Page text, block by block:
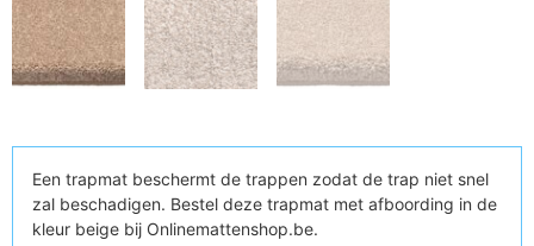
Een trapmat beschermt de trappen zodat de trap niet snel
zal beschadigen. Bestel deze trapmat met afboording in de
kleur beige bij Onlinemattenshop.be.